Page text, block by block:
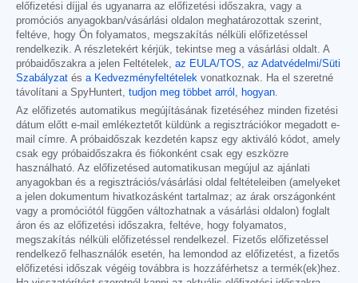
előfizetési díjjal és ugyanarra az előfizetési időszakra, vagy a
promóciós anyagokban/vásárlási oldalon meghatározottak szerint,
feltéve, hogy Ön folyamatos, megszakítás nélküli előfizetéssel
rendelkezik. A részletekért kérjük, tekintse meg a vásárlási oldalt. A
próbaidőszakra a jelen Feltételek, az EULA/TOS, az Adatvédelmi/Süti
Szabályzat és a Kedvezményfeltételek vonatkoznak. Ha el szeretné
távolítani a SpyHuntert, tudjon meg többet arról, hogyan.
Az előfizetés automatikus megújításának fizetéséhez minden fizetési
dátum előtt e-mail emlékeztetőt küldünk a regisztrációkor megadott e-
mail címre. A próbaidőszak kezdetén kapsz egy aktiváló kódot, amely
csak egy próbaidőszakra és fiókonként csak egy eszközre
használható. Az előfizetésed automatikusan megújul az ajánlati
anyagokban és a regisztrációs/vásárlási oldal feltételeiben (amelyeket
a jelen dokumentum hivatkozásként tartalmaz; az árak országonként
vagy a promóciótól függően változhatnak a vásárlási oldalon) foglalt
áron és az előfizetési időszakra, feltéve, hogy folyamatos,
megszakítás nélküli előfizetéssel rendelkezel. Fizetős előfizetéssel
rendelkező felhasználók esetén, ha lemondod az előfizetést, a fizetős
előfizetési időszak végéig továbbra is hozzáférhetsz a termék(ek)hez.